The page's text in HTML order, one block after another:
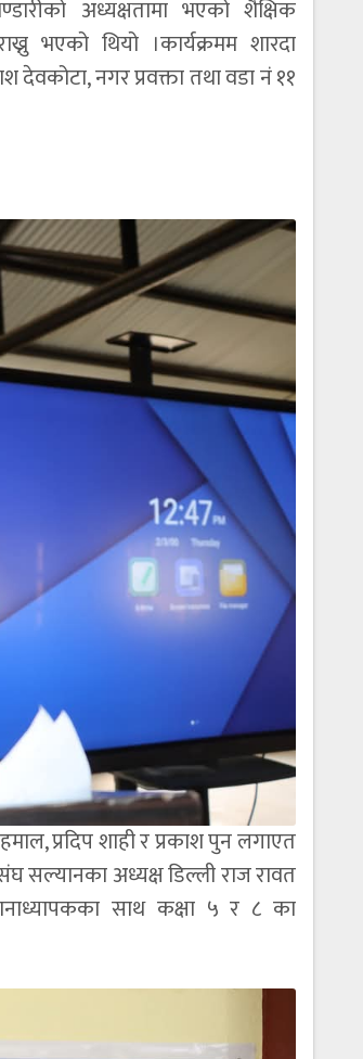
अध्यक्षतामा भएको शैक्षिक
भएको थियो ।कार्यक्रमम शारदा
नगर प्रवक्ता तथा वडा नं ११
प्रदिप शाही र प्रकाश पुन लगाएत
सल्यानका अध्यक्ष डिल्ली राज रावत
साथ कक्षा ५ र ८ का